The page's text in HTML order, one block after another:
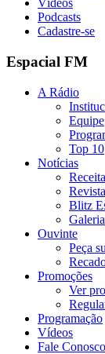
Vídeos
Podcasts
Cadastre-se
Espacial FM
A Rádio
Equipe
Top 10
Notícias
Revista
Blitz
Galeria
Ouvinte
Peça
Promoções
Ver
Programação
Vídeos
Fale Conosco